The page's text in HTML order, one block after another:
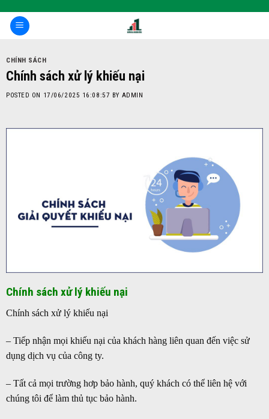
content
CHÍNH SÁCH
Chính sách xử lý khiếu nại
POSTED ON 17/06/2025 16:08:57 BY ADMIN
Chính sách xử lý khiếu nại
Chính sách xử lý khiếu nại
– Tiếp nhận mọi khiếu nại của khách hàng liên quan đến việc sử
dụng dịch vụ của công ty.
– Tất cả mọi trường hơp bảo hành, quý khách có thể liên hệ với
chúng tôi để làm thủ tục bảo hành.